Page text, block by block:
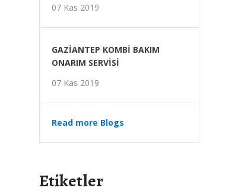
07 Kas 2019
GAZİANTEP KOMBİ BAKIM
ONARIM SERVİSİ
07 Kas 2019
Read more Blogs
Etiketler